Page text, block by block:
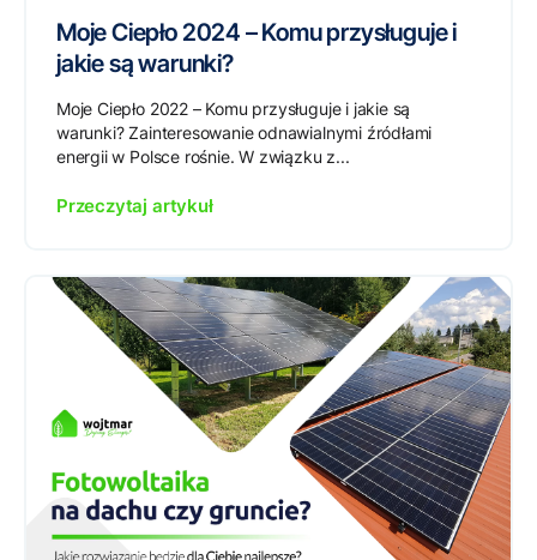
Moje Ciepło 2024 – Komu przysługuje i
jakie są warunki?
Moje Ciepło 2022 – Komu przysługuje i jakie są
warunki? Zainteresowanie odnawialnymi źródłami
energii w Polsce rośnie. W związku z...
Przeczytaj artykuł